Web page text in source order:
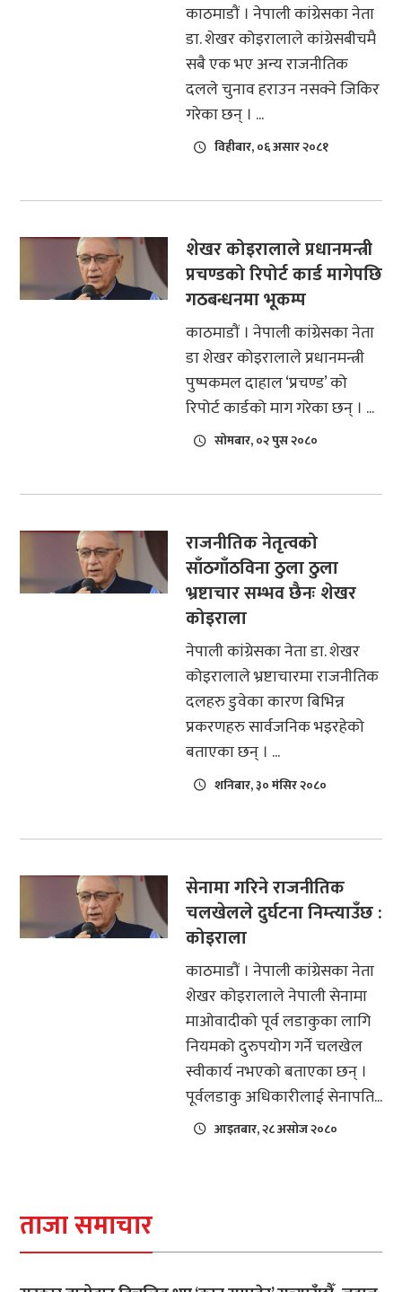
काठमाडौं । नेपाली कांग्रेसका नेता
डा. शेखर कोइरालाले कांग्रेसबीचमै
सबै एक भए अन्य राजनीतिक
दलले चुनाव हराउन नसक्ने जिकिर
गरेका छन् । ...
विहीबार, ०६ असार २०८१
शेखर कोइरालाले प्रधानमन्त्री
प्रचण्डको रिपोर्ट कार्ड मागेपछि
गठबन्धनमा भूकम्प
काठमाडौं । नेपाली कांग्रेसका नेता
डा शेखर कोइरालाले प्रधानमन्त्री
पुष्पकमल दाहाल ‘प्रचण्ड’ को
रिपोर्ट कार्डको माग गरेका छन् । ...
सोमबार, ०२ पुस २०८०
राजनीतिक नेतृत्वको
साँठगाँठविना ठुला ठुला
भ्रष्टाचार सम्भव छैनः शेखर
कोइराला
नेपाली कांग्रेसका नेता डा. शेखर
कोइरालाले भ्रष्टाचारमा राजनीतिक
दलहरु डुवेका कारण बिभिन्न
प्रकरणहरु सार्वजनिक भइरहेको
बताएका छन् । ...
शनिबार, ३० मंसिर २०८०
सेनामा गरिने राजनीतिक
चलखेलले दुर्घटना निम्त्याउँछ :
कोइराला
काठमाडौं । नेपाली कांग्रेसका नेता
शेखर कोइरालाले नेपाली सेनामा
माओवादीको पूर्व लडाकुका लागि
नियमको दुरुपयोग गर्ने चलखेल
स्वीकार्य नभएको बताएका छन् ।
पूर्वलडाकु अधिकारीलाई सेनापति...
आइतबार, २८ असोज २०८०
ताजा समाचार